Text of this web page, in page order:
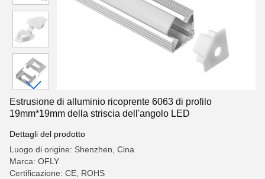
Estrusione di alluminio ricoprente 6063 di profilo
19mm*19mm della striscia dell'angolo LED
Dettagli del prodotto
Luogo di origine: Shenzhen, Cina
Marca: OFLY
Certificazione: CE, ROHS